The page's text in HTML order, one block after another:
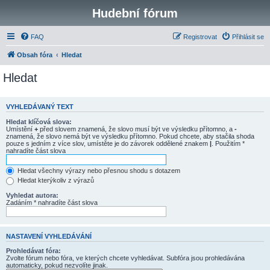
Hudební fórum
FAQ Přihlásit se
Registrovat
Obsah fóra Hledat
Hledat
VYHLEDÁVANÝ TEXT
Hledat klíčová slova:
Umístění + před slovem znamená, že slovo musí být ve výsledku přítomno, a -
znamená, že slovo nemá být ve výsledku přítomno. Pokud chcete, aby stačila shoda
pouze s jedním z více slov, umístěte je do závorek oddělené znakem | . Použitím *
nahradíte část slova
Hledat všechny výrazy nebo přesnou shodu s dotazem
Hledat kterýkoliv z výrazů
Vyhledat autora:
Zadáním * nahradíte část slova
NASTAVENÍ VYHLEDÁVÁNÍ
Prohledávat fóra:
Zvolte fórum nebo fóra, ve kterých chcete vyhledávat. Subfóra jsou prohledávána
automaticky, pokud nezvolíte jinak.